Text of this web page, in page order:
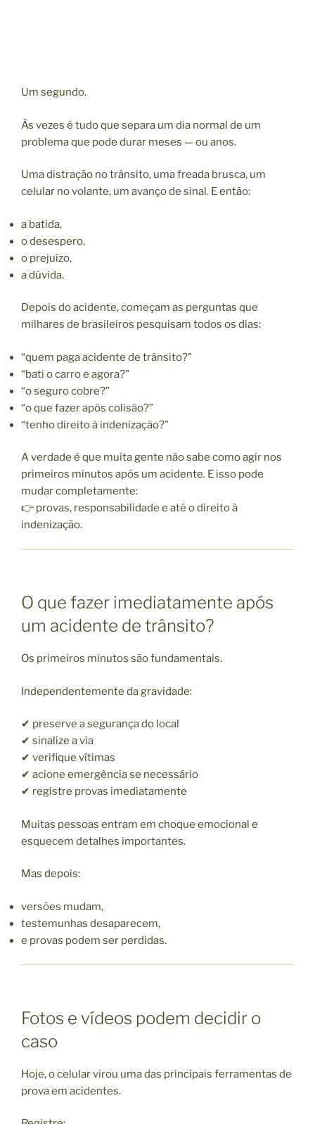
Um segundo.
Às vezes é tudo que separa um dia normal de um
problema que pode durar meses — ou anos.
Uma distração no trânsito, uma freada brusca, um
celular no volante, um avanço de sinal. E então:
a batida,
o desespero,
o prejuízo,
a dúvida.
Depois do acidente, começam as perguntas que
milhares de brasileiros pesquisam todos os dias:
“quem paga acidente de trânsito?”
“bati o carro e agora?”
“o seguro cobre?”
“o que fazer após colisão?”
“tenho direito à indenização?”
A verdade é que muita gente não sabe como agir nos
primeiros minutos após um acidente. E isso pode
mudar completamente:
👉 provas, responsabilidade e até o direito à
indenização.
O que fazer imediatamente após
um acidente de trânsito?
Os primeiros minutos são fundamentais.
Independentemente da gravidade:
✔ preserve a segurança do local
✔ sinalize a via
✔ verifique vítimas
✔ acione emergência se necessário
✔ registre provas imediatamente
Muitas pessoas entram em choque emocional e
esquecem detalhes importantes.
Mas depois:
versões mudam,
testemunhas desaparecem,
e provas podem ser perdidas.
Fotos e vídeos podem decidir o
caso
Hoje, o celular virou uma das principais ferramentas de
prova em acidentes.